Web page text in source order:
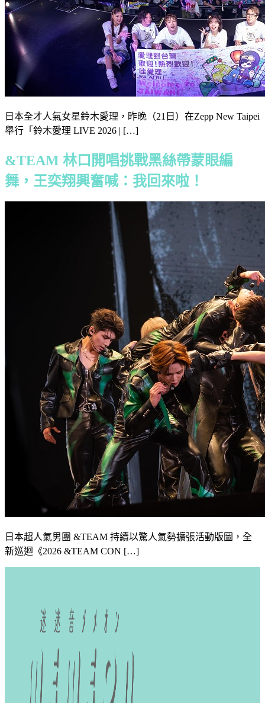
日本全才人氣女星鈴木愛理，昨晚（21日）在Zepp New Taipei
舉行「鈴木愛理 LIVE 2026 | […]
&TEAM 林口開唱挑戰黑絲帶蒙眼編
舞，王奕翔興奮喊：我回來啦！
日本超人氣男團 &TEAM 持續以驚人氣勢擴張活動版圖，全
新巡迴《2026 &TEAM CON […]